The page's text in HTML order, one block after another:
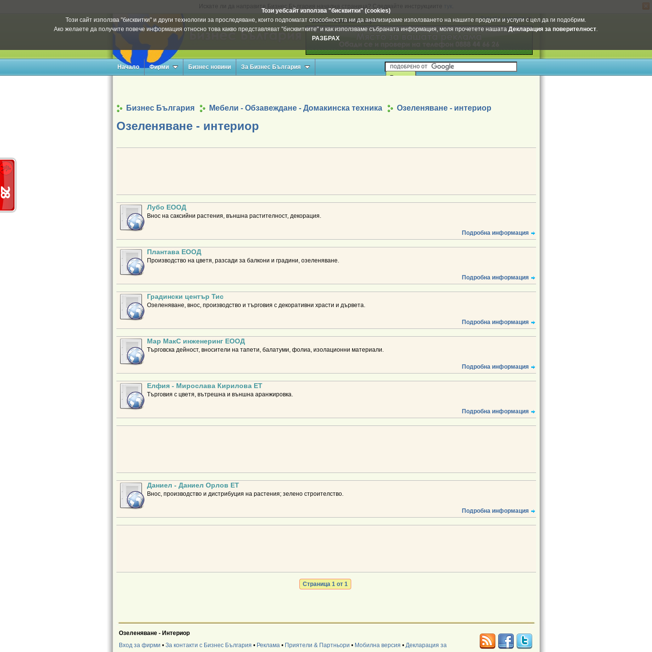
Искате ли да направите Бизнес България начална страница? Следвайте инструкциите
Този уебсайт използва "бисквитки" (cookies)
Този сайт използва "бисквитки" и други технологии за проследяване, които подпомагат способността ни да анализираме използването на нашите продукти и услуги с цел да ги подобрим.
Ако желаете да получите повече информация относно това какво представляват "бисквитките" и как използваме събраната информация, моля прочетете нашатаДекларация за поверителност.
РАЗБРАХ
Select Language ▼
Вашата реклама тук
Начало Фирми Бизнес новини За Бизнес България
Бизнес България Мебели - Обзавеждане - Домакинска техника Озеленяване - интериор
Озеленяване - интериор
Лубо ЕООД
Внос на саксийни растения, външна растителност, декорация.
Подробна информация
Плантава ЕООД
Производство на цветя, разсади за балкони и градини, озеленяване.
Подробна информация
Градински център Тис
Озеленяване, внос, производство и търговия с декоративни храсти и дървета.
Подробна информация
Мар МакС инженеринг ЕООД
Търговска дейност, вносители на тапети, балатуми, фолиа, изолационни материали.
Подробна информация
Елфия - Мирослава Кирилова ЕТ
Търговия с цветя, вътрешна и външна аранжировка.
Подробна информация
Даниел - Даниел Орлов ЕТ
Внос, производство и дистрибуция на растения; зелено строителство.
Подробна информация
Страница 1 от 1
Озеленяване - Интериор
Вход за фирми • За контакти с Бизнес България • Реклама• Приятели & Партньори • Мобилна версия • Декларация за